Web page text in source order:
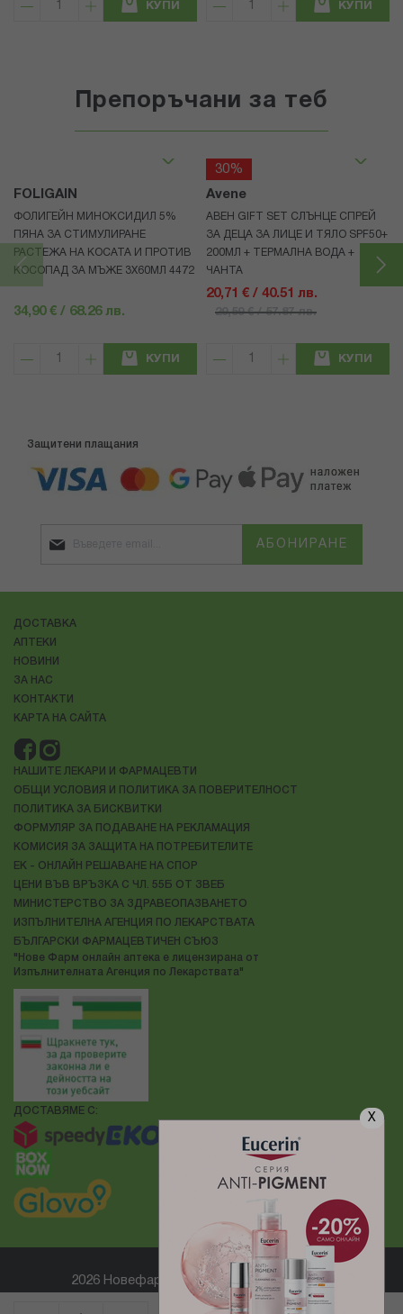
X
КУПИ КУПИ
Препоръчани за теб
FOLIGAIN
ФОЛИГЕЙН МИНОКСИДИЛ 5%
ПЯНА ЗА СТИМУЛИРАНЕ
РАСТЕЖА НА КОСАТА И ПРОТИВ
КОСОПАД ЗА МЪЖЕ 3X60МЛ 4472
34,90 € / 68.26 лв.
КУПИ
30%
Avene
АВЕН GIFT SET СЛЪНЦЕ СПРЕЙ
ЗА ДЕЦА ЗА ЛИЦЕ И ТЯЛО SPF50+
200МЛ + ТЕРМАЛНА ВОДА +
ЧАНТА
20,71 € / 40.51 лв.
29,59 € / 57.87 лв.
КУПИ
Защитени плащания
АБОНИРАНЕ
ДОСТАВКА
АПТЕКИ
НОВИНИ
ЗА НАС
КОНТАКТИ
КАРТА НА САЙТА
НАШИТЕ ЛЕКАРИ И ФАРМАЦЕВТИ
ОБЩИ УСЛОВИЯ И ПОЛИТИКА ЗА ПОВЕРИТЕЛНОСТ
ПОЛИТИКА ЗА БИСКВИТКИ
ФОРМУЛЯР ЗА ПОДАВАНЕ НА РЕКЛАМАЦИЯ
КОМИСИЯ ЗА ЗАЩИТА НА ПОТРЕБИТЕЛИТЕ
ЕК - ОНЛАЙН РЕШАВАНЕ НА СПОР
ЦЕНИ ВЪВ ВРЪЗКА С ЧЛ. 55Б ОТ ЗВЕБ
МИНИСТЕРСТВО ЗА ЗДРАВЕОПАЗВАНЕТО
ИЗПЪЛНИТЕЛНА АГЕНЦИЯ ПО ЛЕКАРСТВАТА
БЪЛГАРСКИ ФАРМАЦЕВТИЧЕН СЪЮЗ
"Нове Фарм онлайн аптека е лицензирана от
Изпълнителната Агенция по Лекарствата"
ДОСТАВЯМЕ С:
2026 Новефарм ® Всички права запазени
Електронен магазин